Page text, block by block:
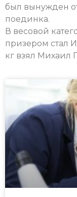
был вынужден
поединка.
В весовой
призером стал
кг взял Михаил